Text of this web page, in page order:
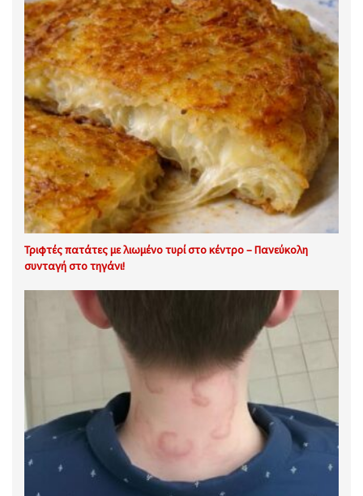
Τριφτές πατάτες με λιωμένο τυρί στο κέντρο – Πανεύκολη
συνταγή στο τηγάνι!